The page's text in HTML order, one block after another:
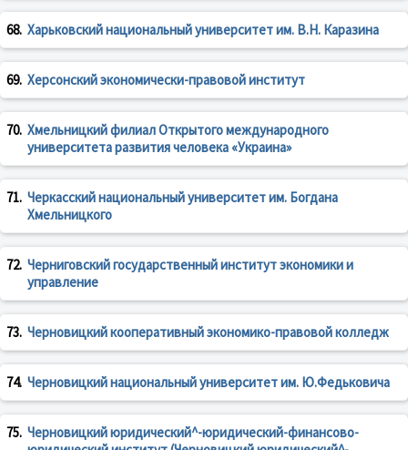
68. Харьковский национальный университет им. В.Н. Каразина
69. Херсонский экономически-правовой институт
70. Хмельницкий филиал Открытого международного
университета развития человека «Украина»
71. Черкасский национальный университет им. Богдана
Хмельницкого
72. Черниговский государственный институт экономики и
управление
73. Черновицкий кооперативный экономико-правовой колледж
74. Черновицкий национальный университет им. Ю.Федьковича
75. Черновицкий юридический^-юридический-финансово-